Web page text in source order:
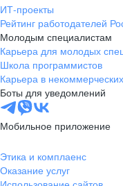
ИТ-проекты
Рейтинг работодателей
Молодым специалистам
Карьера для молодых
Школа программистов
Карьера в
Боты для уведомлений
Мобильное приложение
Этика и комплаенс
Оказание услуг